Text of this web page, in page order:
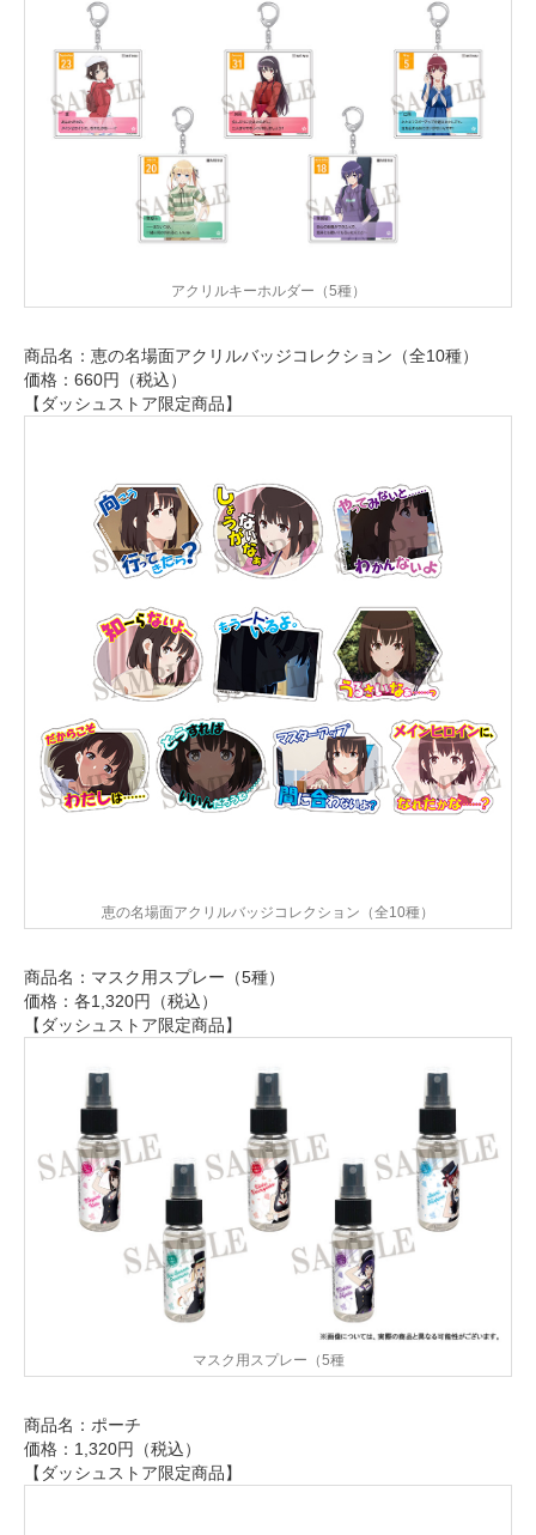
アクリルキーホルダー（5種）
商品名：恵の名場面アクリルバッジコレクション（全10種）
価格：660円（税込）
【ダッシュストア限定商品】
恵の名場面アクリルバッジコレクション（全10種）
商品名：マスク用スプレー（5種）
価格：各1,320円（税込）
【ダッシュストア限定商品】
マスク用スプレー（5種
商品名：ポーチ
価格：1,320円（税込）
【ダッシュストア限定商品】